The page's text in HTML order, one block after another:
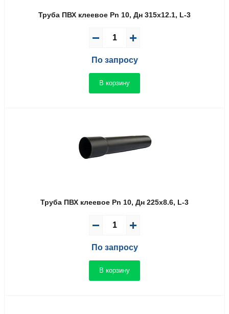
Труба ПВХ клеевое Pn 10, Дн 315х12.1, L-3
По запросу
В корзину
Труба ПВХ клеевое Pn 10, Дн 225х8.6, L-3
По запросу
В корзину